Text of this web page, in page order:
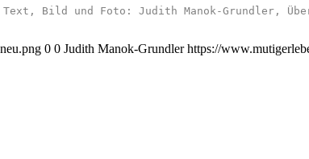
Text, Bild und Foto: Judith Manok-Grundler,
0 0 Judith Manok-Grundler https://